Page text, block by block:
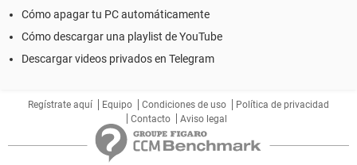
Cómo apagar tu PC automáticamente
Cómo descargar una playlist de YouTube
Descargar videos privados en Telegram
Regístrate aquí Equipo Condiciones de uso
Política de privacidad
Contacto
Aviso legal